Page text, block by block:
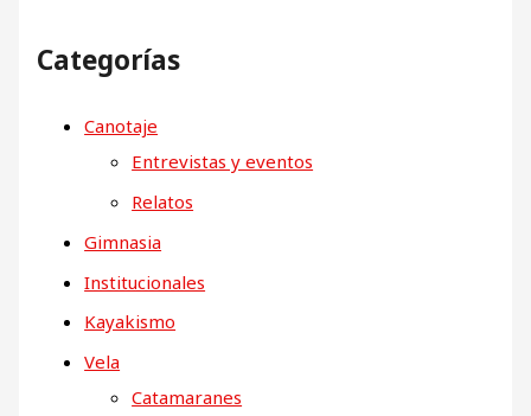
Categorías
Canotaje
Entrevistas y eventos
Relatos
Gimnasia
Institucionales
Kayakismo
Vela
Catamaranes